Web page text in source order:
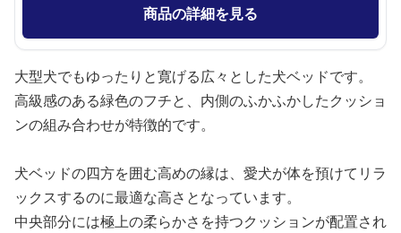
商品の詳細を見る
大型犬でもゆったりと寛げる広々とした犬ベッドです。
高級感のある緑色のフチと、内側のふかふかしたクッショ
ンの組み合わせが特徴的です。
犬ベッドの四方を囲む高めの縁は、愛犬が体を預けてリラ
ックスするのに最適な高さとなっています。
中央部分には極上の柔らかさを持つクッションが配置され